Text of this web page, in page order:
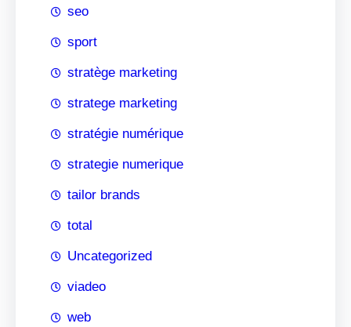
seo
sport
stratège marketing
stratege marketing
stratégie numérique
strategie numerique
tailor brands
total
Uncategorized
viadeo
web